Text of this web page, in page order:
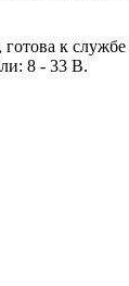
к
8 - 33 В.